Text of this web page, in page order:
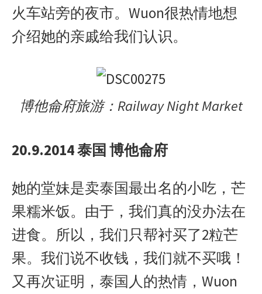
火车站旁的夜市。Wuon很热情地想
介绍她的亲戚给我们认识。
博他侖府旅游：Railway Night Market
20.9.2014 泰国 博他侖府
她的堂妹是卖泰国最出名的小吃，芒
果糯米饭。由于，我们真的没办法在
进食。所以，我们只帮衬买了2粒芒
果。我们说不收钱，我们就不买哦！
又再次证明，泰国人的热情，Wuon